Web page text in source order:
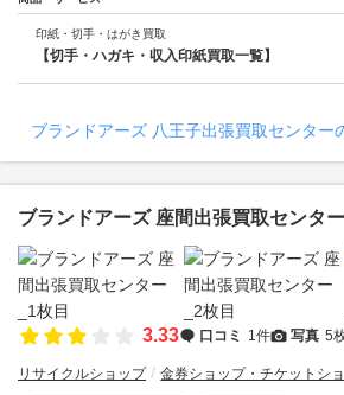
印紙・切手・はがき買取
【切手・ハガキ・収入印紙買取一覧】
ブランドアーズ 八王子出張買取センター
ブランドアーズ 座間出張買取センター
3.33 口コミ 1件 写真 5
リサイクルショップ 金券ショップ・チケットシ